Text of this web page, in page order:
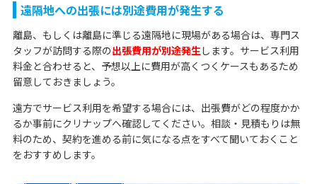
遠隔地への出張には別途費用が発生する
離島、もしくは離島に準じる遠隔地に現場がある場合は、専門ス
タッフが訪問する際の出張費用が別途発生 します。サービス利用
料金と合わせると、予想以上に費用が高くつくケースもあるため
留意しておきましょう。
遠方でサービス利用を希望する場合には、出張費がどの程度かか
るか事前にクリナップへ確認してください。相談・見積もりは無
料のため、契約を進める前に気になる点をすべて聞いておくこと
をおすすめします。